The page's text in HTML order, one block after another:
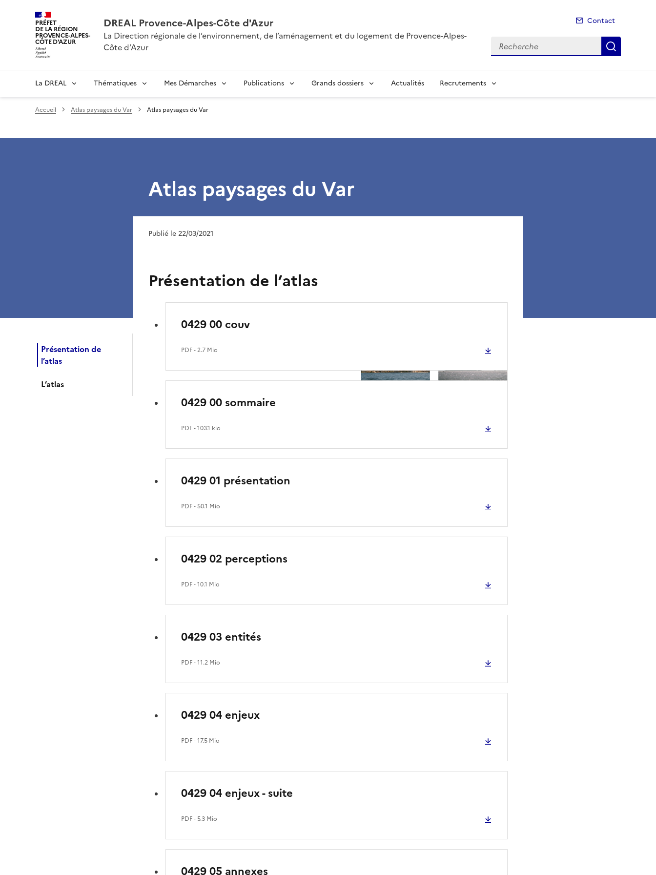
PRÉFET
DE LA RÉGION
PROVENCE-ALPES-
CÔTE D'AZUR
DREAL Provence-Alpes-Côte d'Azur
La Direction régionale de l’environnement, de l’aménagement et du logement de Provence-Alpes-
Côte d’Azur
Contact
Recherche
La DREAL Thématiques Mes Démarches Publications Grands dossiers Actualités Recrutements
Accueil Atlas paysages du Var Atlas paysages du Var
Présentation de
l’atlas
L’atlas
Atlas paysages du Var
Publié le 22/03/2021
Présentation de l’atlas
0429 00 couv
PDF- 2.7 Mio
0429 00 sommaire
PDF- 103.1 kio
0429 01 présentation
PDF- 50.1 Mio
0429 02 perceptions
PDF- 10.1 Mio
0429 03 entités
PDF- 11.2 Mio
0429 04 enjeux
PDF- 17.5 Mio
0429 04 enjeux - suite
PDF- 5.3 Mio
0429 05 annexes